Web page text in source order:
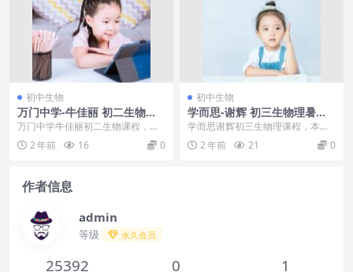
初中生物
万门中学-牛佳丽 初二生物上
册（八年级）
万门中学牛佳丽初二生物课程，本
课程共2.18G，VIP会员可通过百度
网盘转存下载...
2 年前 16 0
初中生物
学而思-谢辉 初三生物理暑假
预习领先班（人教修订版）
学而思谢辉初三生物理课程，本课
程共3.16G，VIP会员可通过百度网
盘转存下载或...
2 年前 21 0
作者信息
admin
等级 永久会员
25392 0 1